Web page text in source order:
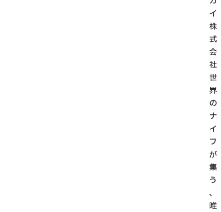
イ
株
式
会
社
世
界
の
ナ
イ
フ
が
集
う
、
唯